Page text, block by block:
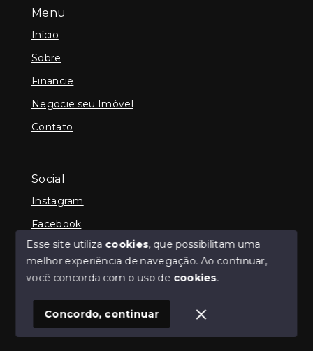
Menu
Início
Sobre
Financie
Negocie seu Imóvel
Contato
Social
Instagram
Facebook
© Copyright 2026 - iCampos Imóveis - Todos os
SITE PARA IMOBILIARIA
Esse site utiliza cookies, que possibilitam uma
melhor experiência de navegação.Ao continuar,
você concorda com o uso de cookies.
Concordo, continuar